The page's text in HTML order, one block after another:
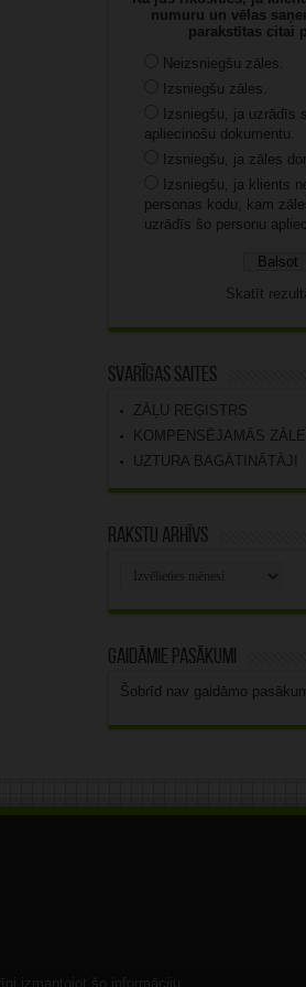
numuru un vēlas
parakstītas citai
Neizsniegšu zāles.
Izsniegšu zāles.
Izsniegšu, ja uzrādīs
apliecinošu dokumentu.
Izsniegšu, ja zāles
Izsniegšu, ja klients
personas kodu, kam
uzrādīs šo personu
Skatīt
Svarīgas saites
ZĀĻU REĢISTRS
KOMPENSĒJAMĀS
UZTURA BAGĀTINĀTĀJI
Rakstu arhīvs
Gaidāmie pasākumi
Šobrīd nav gaidāmo
izmantojot šo informāciju.